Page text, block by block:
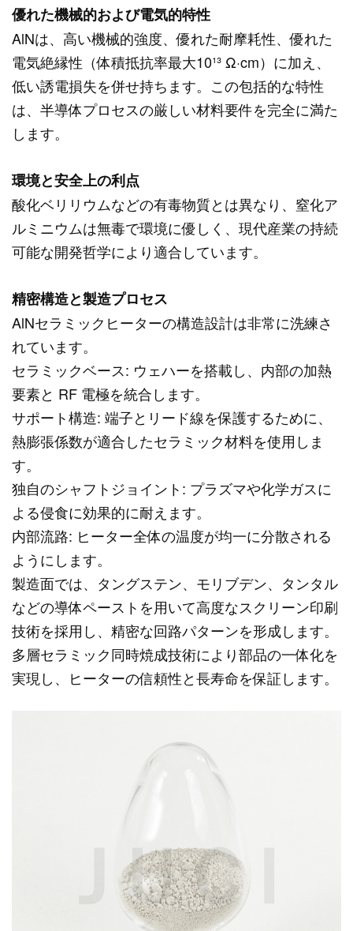
優れた機械的および電気的特性
AlNは、高い機械的強度、優れた耐摩耗性、優れた
電気絶縁性（体積抵抗率最大10¹³ Ω·cm）に加え、
低い誘電損失を併せ持ちます。この包括的な特性
は、半導体プロセスの厳しい材料要件を完全に満た
します。
環境と安全上の利点
酸化ベリリウムなどの有毒物質とは異なり、窒化ア
ルミニウムは無毒で環境に優しく、現代産業の持続
可能な開発哲学により適合しています。
精密構造と製造プロセス
AlNセラミックヒーターの構造設計は非常に洗練さ
れています。
セラミックベース: ウェハーを搭載し、内部の加熱
要素と RF 電極を統合します。
サポート構造: 端子とリード線を保護するために、
熱膨張係数が適合したセラミック材料を使用しま
す。
独自のシャフトジョイント: プラズマや化学ガスに
よる侵食に効果的に耐えます。
内部流路: ヒーター全体の温度が均一に分散される
ようにします。
製造面では、タングステン、モリブデン、タンタル
などの導体ペーストを用いて高度なスクリーン印刷
技術を採用し、精密な回路パターンを形成します。
多層セラミック同時焼成技術により部品の一体化を
実現し、ヒーターの信頼性と長寿命を保証します。